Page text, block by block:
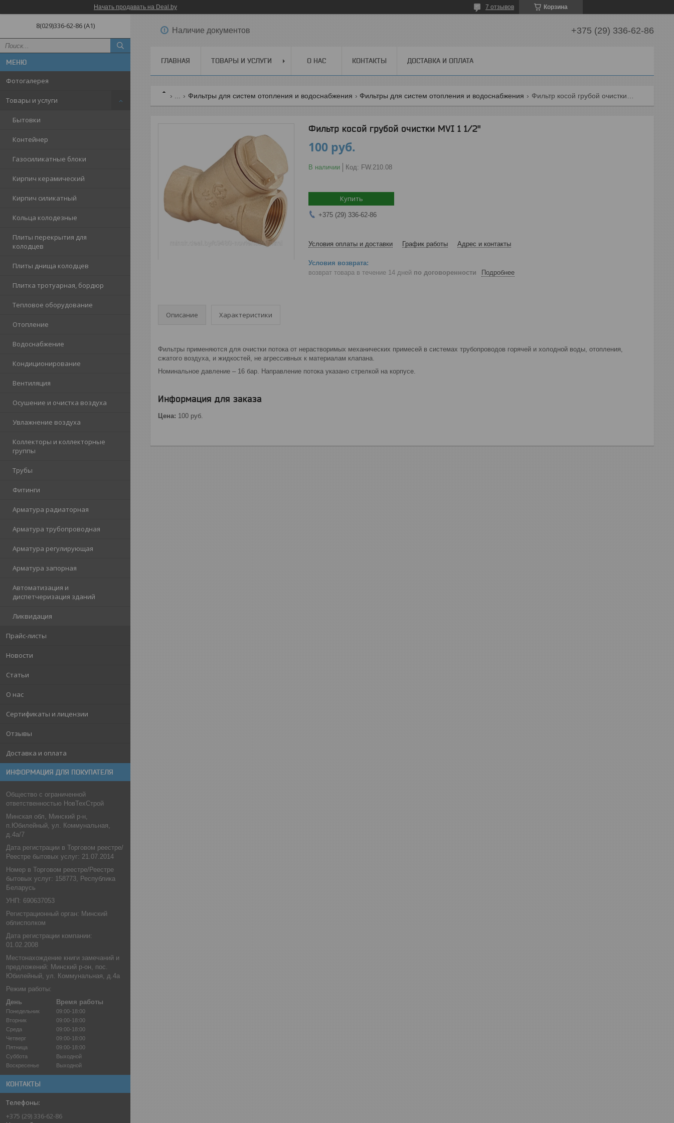
Начать продавать на Deal.by Корзина
7 отзывов
8(029)336-62-86 (A1)
Фотогалерея
Товары и услуги
Бытовки
Контейнер
Газосиликатные блоки
Кирпич керамический
Кирпич силикатный
Кольца колодезные
Плиты перекрытия для
колодцев
Плиты днища колодцев
Плитка тротуарная, бордюр
Тепловое оборудование
Отопление
Водоснабжение
Кондиционирование
Вентиляция
Осушение и очистка воздуха
Увлажнение воздуха
Коллекторы и коллекторные
группы
Трубы
Фитинги
Арматура радиаторная
Арматура трубопроводная
Арматура регулирующая
Арматура запорная
Автоматизация и
диспетчеризация зданий
Ликвидация
Прайс-листы
Новости
Статьи
О нас
Сертификаты и лицензии
Отзывы
Доставка и оплата
ИНФОРМАЦИЯ ДЛЯ ПОКУПАТЕЛЯ
Общество с ограниченной
ответственностью НовТехСтрой
Минская обл, Минский р-н,
п.Юбилейный, ул. Коммунальная,
д.4а/7
Дата регистрации в Торговом реестре/
Реестре бытовых услуг: 21.07.2014
Номер в Торговом реестре/Реестре
бытовых услуг: 158773, Республика
Беларусь
УНП: 690637053
Регистрационный орган: Минский
облисполком
Дата регистрации компании:
01.02.2008
Местонахождение книги замечаний и
предложений: Минский р-он, пос.
Юбилейный, ул. Коммунальная, д.4а
Режим работы:
День
Время работы
Понедельник
09:00-18:00
Вторник
09:00-18:00
Среда
09:00-18:00
Четверг
09:00-18:00
Пятница
09:00-18:00
Суббота
Выходной
Воскресенье
Выходной
КОНТАКТЫ
+375 (29) 336-62-86
Наличие документов +375 (29) 336-62-86
ГЛАВНАЯ ТОВАРЫ И УСЛУГИ О НАС КОНТАКТЫ ДОСТАВКА И ОПЛАТА
Фильтры для систем отопления и водоснабжения Фильтры для систем отопления и водоснабжения
Фильтр косой грубой очистки MVI 1 1/2"
100 руб.
В наличии Код: FW.210.08
Купить
+375 (29) 336-62-86
Условия оплаты и доставки График работы Адрес и контакты
возврат товара в течение 14 дней по договоренности Подробнее
Описание Характеристики
Фильтры применяются для очистки потока от нерастворимых механических примесей в системах трубопроводов горячей и холодной воды, отопления,
сжатого воздуха, и жидкостей, не агрессивных к материалам клапана.
Номинальное давление – 16 бар. Направление потока указано стрелкой на корпусе.
Информация для заказа
Цена: 100 руб.